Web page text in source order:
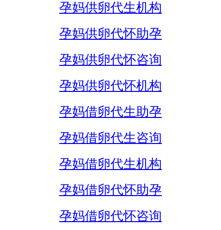
孕妈供卵代生机构
孕妈供卵代怀助孕
孕妈供卵代怀咨询
孕妈供卵代怀机构
孕妈借卵代生助孕
孕妈借卵代生咨询
孕妈借卵代生机构
孕妈借卵代怀助孕
孕妈借卵代怀咨询